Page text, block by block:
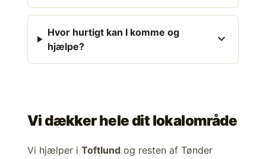
Hvor hurtigt kan I komme og
hjælpe?
expand_more
Vi dækker hele dit lokalområde
Vi hjælper i Toftlund og resten af Tønder